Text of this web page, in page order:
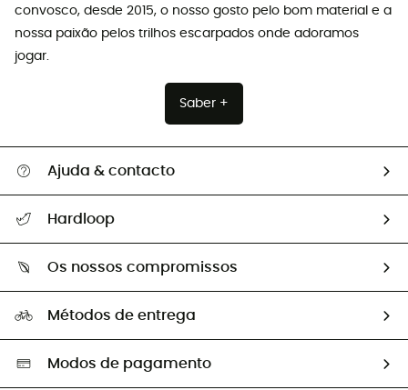
convosco, desde 2015, o nosso gosto pelo bom material e a
nossa paixão pelos trilhos escarpados onde adoramos
jogar.
Saber +
Ajuda & contacto
Guia de tamanhos
Trocas & Devoluções
Hardloop
Os nossos embaixadores
Os nossos compromissos
Seleção eco-responsável
Métodos de entrega
Modos de pagamento